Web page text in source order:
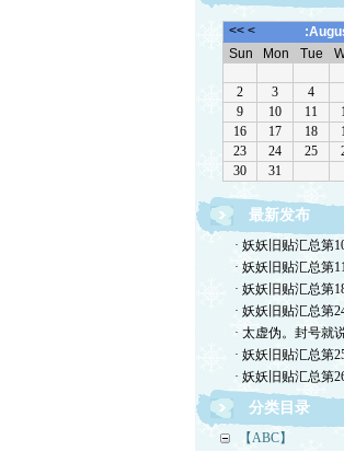
最新发布
· 妖妖旧贴汇总第
· 妖妖旧贴汇总第
· 妖妖旧贴汇总第
· 妖妖旧贴汇总第
· 太虚伪。封号就
· 妖妖旧贴汇总第
· 妖妖旧贴汇总第
分类目录
【ABC】